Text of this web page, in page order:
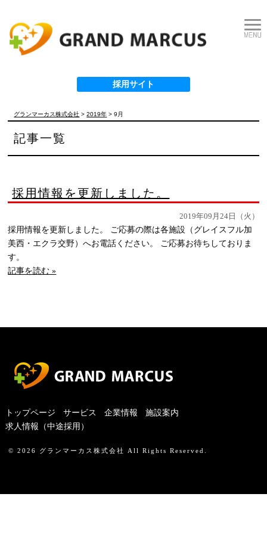
採用サイト
グランマーカス株式会社 >2019年 >9月
記事一覧
採用情報を更新しました。
2019年09月24日（火）
採用情報を更新しました。 ご応募の際は各施設（グレイスフル加
美西・エクラ交野）へお電話ください。 ご応募お待ちしておりま
す。
記事を読む »
トップページ サービス 企業情報
施設案内
求人情報（中途採用）
© 2026 グランマーカス株式会社 All Rights Reserved.